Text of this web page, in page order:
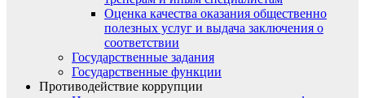
Оценка качества оказания общественно
полезных услуг и выдача заключения о
соответствии
Государственные задания
Государственные функции
Противодействие коррупции